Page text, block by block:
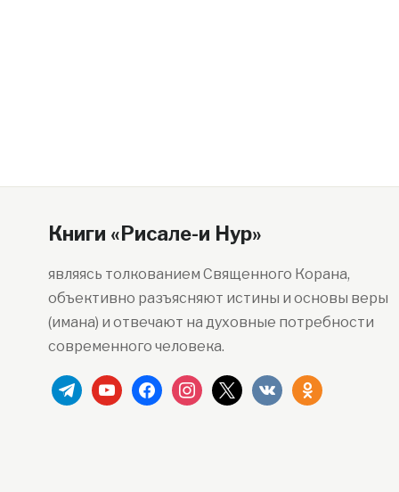
Книги «Рисале-и Нур»
являясь толкованием Священного Корана,
объективно разъясняют истины и основы веры
(имана) и отвечают на духовные потребности
современного человека.
telegramyoutubefacebookinstagram
x vkontakteodnoklassniki